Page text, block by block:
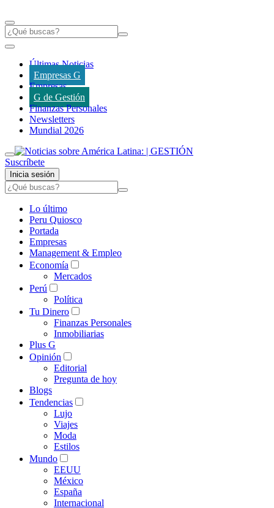
Últimas Noticias
Empresas G
Empresas
G de Gestión
Finanzas Personales
Newsletters
Mundial 2026
Suscríbete
Inicia sesión
Lo último
Peru Quiosco
Portada
Empresas
Management & Empleo
Economía
Mercados
Perú
Política
Tu Dinero
Finanzas Personales
Inmobiliarias
Plus G
Opinión
Editorial
Pregunta de hoy
Blogs
Tendencias
Lujo
Viajes
Moda
Estilos
Mundo
EEUU
México
España
Internacional